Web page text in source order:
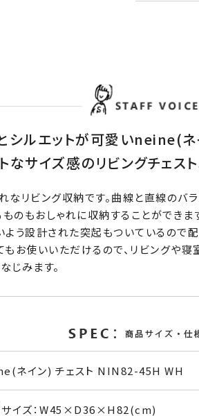
シルエットが可愛いneine(ネ
サイズ感のリビングチェスト
なリビング収納です。曲線と直線のバ
のもおしゃれに収納することができま
よう設計された突起もついているので
もお使いいただけるので、リビングや
じみます。
ネイン) チェスト NIN82-45H WH
イズ：W45×D36×H82(cm)